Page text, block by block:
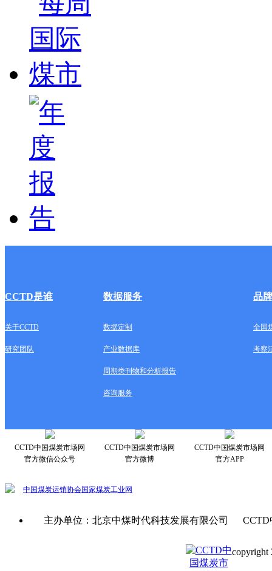
CCTD是谁 数据服务 品
关于CCTD 数据定制 全国
研究团队 产业数据库 考察
周期类刊物和分析报告
咨询服务
CCTD中国煤炭市场网
官方微信公众号
CCTD中国煤炭市场网
官方微博
CCTD中国煤炭市场网
官方APP
中国煤炭运销协会国家煤炭工业网
主办单位：北京中煤时代科技发展有限公司
copyright